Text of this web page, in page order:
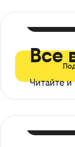
Все
Читайте